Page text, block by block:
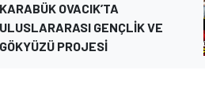
KARABÜK OVACIK’TA
ULUSLARARASI GENÇLİK VE
GÖKYÜZÜ PROJESİ